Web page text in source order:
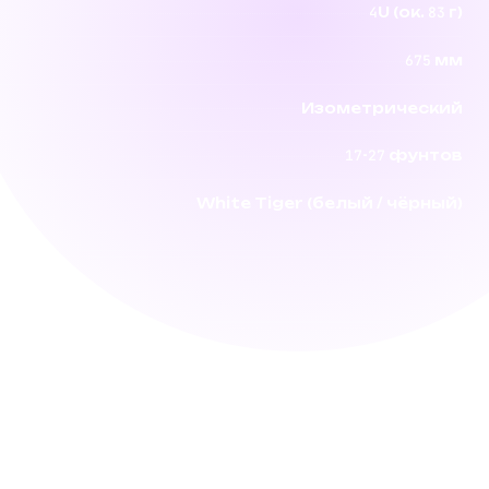
4U (ок. 83 г)
Изометрический